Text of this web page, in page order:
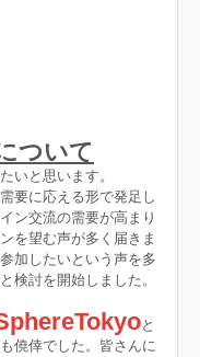
ついて
いと思います。
要に応える形で発足し
ン交流の需要が高まり
を望む声が多く届きま
加したいという声を多
検討を開始しました。
と
僥倖でした。皆さんに